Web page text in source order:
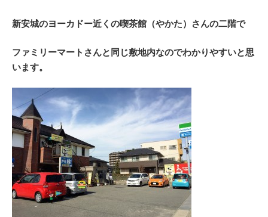
新安城のヨーカドー近くの喫茶館（やかた）さんの二階で
ファミリーマートさんと同じ敷地内なのでわかりやすいと思
います。